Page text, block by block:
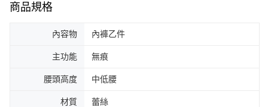
商品規格
內容物 內褲乙件
主功能 無痕
腰頭高度 中低腰
材質 蕾絲